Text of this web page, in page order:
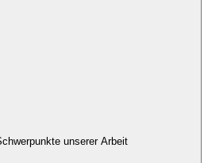
unserer Arbeit